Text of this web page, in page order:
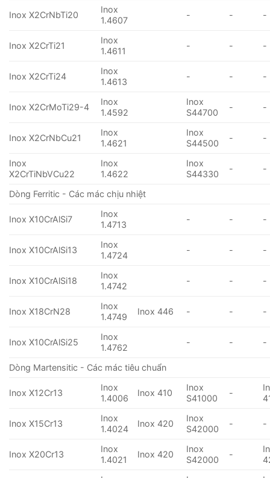
Inox X2CrNbTi20
Inox
1.4607
- - -
Inox X2CrTi21
Inox
1.4611
- - -
Inox X2CrTi24
Inox
1.4613
- - -
Inox X2CrMoTi29-4
Inox
1.4592
Inox
S44700
- -
Inox X2CrNbCu21
Inox
1.4621
Inox
S44500
- -
Inox
X2CrTiNbVCu22
Inox
1.4622
Inox
S44330
- -
Dòng Ferritic - Các mác chịu nhiệt
Inox X10CrAlSi7
Inox
1.4713
- - -
Inox X10CrAlSi13
Inox
1.4724
- - -
Inox X10CrAlSi18
Inox
1.4742
- - -
Inox X18CrN28
Inox
1.4749
Inox 446 - - -
Inox X10CrAlSi25
Inox
1.4762
- - -
Dòng Martensitic - Các mác tiêu chuẩn
Inox X12Cr13
Inox
1.4006
Inox 410
Inox
S41000
-
Inox X15Cr13
Inox
1.4024
Inox 420
Inox
S42000
- -
Inox X20Cr13
Inox
1.4021
Inox 420
Inox
S42000
-